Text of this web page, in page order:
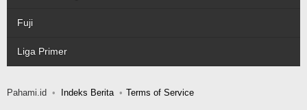
Fuji
Liga Primer
Pahami.id Indeks Berita Terms of Service